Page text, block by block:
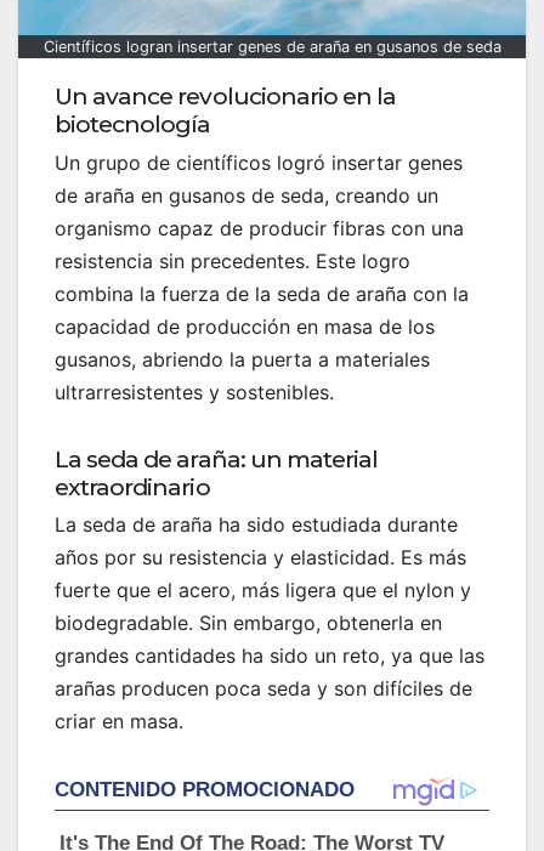
Científicos logran insertar genes de araña en gusanos de seda
Un avance revolucionario en la
biotecnología
Un grupo de científicos logró insertar genes
de araña en gusanos de seda, creando un
organismo capaz de producir fibras con una
resistencia sin precedentes. Este logro
combina la fuerza de la seda de araña con la
capacidad de producción en masa de los
gusanos, abriendo la puerta a materiales
ultrarresistentes y sostenibles.
La seda de araña: un material
extraordinario
La seda de araña ha sido estudiada durante
años por su resistencia y elasticidad. Es más
fuerte que el acero, más ligera que el nylon y
biodegradable. Sin embargo, obtenerla en
grandes cantidades ha sido un reto, ya que las
arañas producen poca seda y son difíciles de
criar en masa.